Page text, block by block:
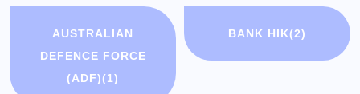
AUSTRALIAN
DEFENCE FORCE
(ADF)(1)
BANK HIK(2)